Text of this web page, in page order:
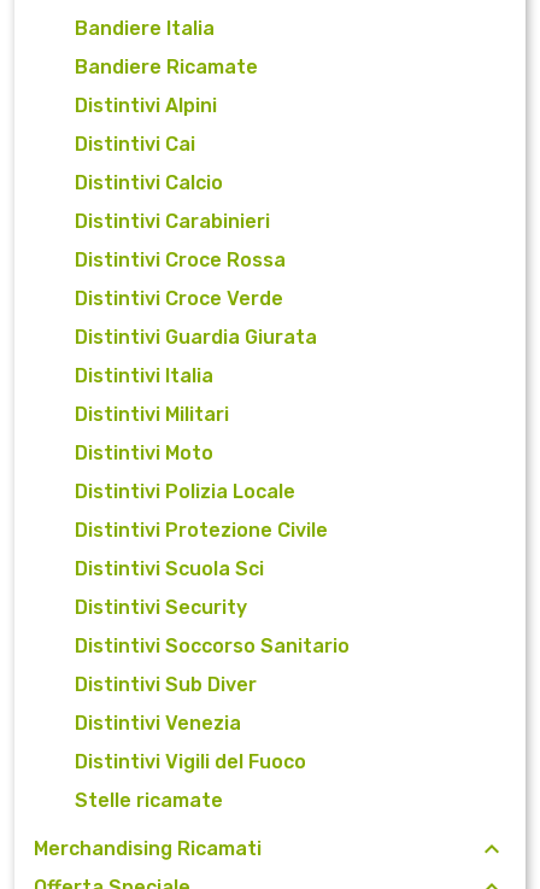
Bandiere Italia
Bandiere Ricamate
Distintivi Alpini
Distintivi Cai
Distintivi Calcio
Distintivi Carabinieri
Distintivi Croce Rossa
Distintivi Croce Verde
Distintivi Guardia Giurata
Distintivi Italia
Distintivi Militari
Distintivi Moto
Distintivi Polizia Locale
Distintivi Protezione Civile
Distintivi Scuola Sci
Distintivi Security
Distintivi Soccorso Sanitario
Distintivi Sub Diver
Distintivi Venezia
Distintivi Vigili del Fuoco
Stelle ricamate
Merchandising Ricamati